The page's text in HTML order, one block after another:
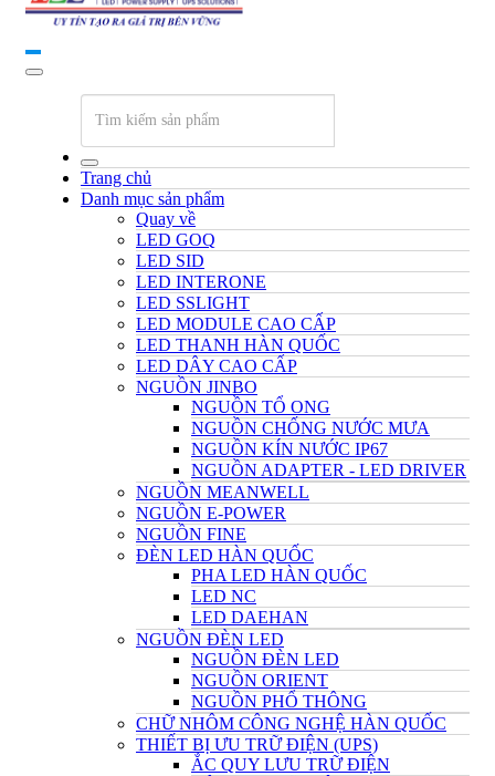
Trang chủ
Danh mục sản phẩm
Quay về
LED GOQ
LED SID
LED INTERONE
LED SSLIGHT
LED MODULE CAO CẤP
LED THANH HÀN QUỐC
LED DÂY CAO CẤP
NGUỒN JINBO
NGUỒN TỔ ONG
NGUỒN CHỐNG NƯỚC MƯA
NGUỒN KÍN NƯỚC IP67
NGUỒN ADAPTER - LED DRIVER
NGUỒN MEANWELL
NGUỒN E-POWER
NGUỒN FINE
ĐÈN LED HÀN QUỐC
PHA LED HÀN QUỐC
LED NC
LED DAEHAN
NGUỒN ĐÈN LED
NGUỒN ĐÈN LED
NGUỒN ORIENT
NGUỒN PHỔ THÔNG
CHỮ NHÔM CÔNG NGHỆ HÀN QUỐC
THIẾT BỊ ƯU TRỮ ĐIỆN (UPS)
ẮC QUY LƯU TRỮ ĐIỆN